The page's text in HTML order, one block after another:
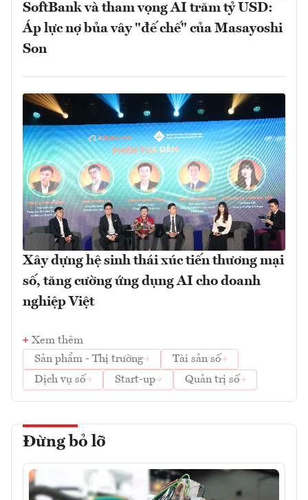
SoftBank và tham vọng AI trăm tỷ USD:
Áp lực nợ bủa vây "đế chế" của Masayoshi
Son
Xây dựng hệ sinh thái xúc tiến thương mại
số, tăng cường ứng dụng AI cho doanh
nghiệp Việt
Xem thêm
Sản phẩm - Thị trường
Tài sản số
Dịch vụ số
Start-up Quản trị số
Đừng bỏ lỡ